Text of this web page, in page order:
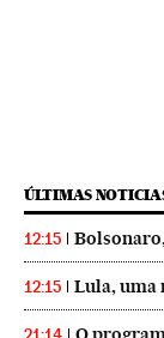
ÚLTIMAS
12:15
12:15 Lula, uma